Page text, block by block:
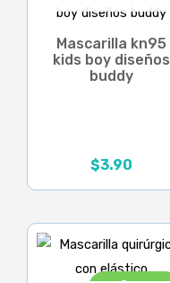
Mascarilla kn95
kids boy diseños
buddy
$3.90